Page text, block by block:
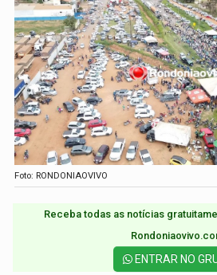
Foto: RONDONIAOVIVO
Receba todas as notícias
ENTRAR NO